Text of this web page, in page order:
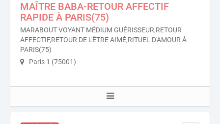
MAÎTRE BABA-RETOUR AFFECTIF
RAPIDE À PARIS(75)
MARABOUT VOYANT MÉDIUM GUÉRISSEUR,RETOUR
AFFECTIF,RETOUR DE L'ÊTRE AIMÉ,RITUEL D'AMOUR À
PARIS(75)
Paris 1 (75001)